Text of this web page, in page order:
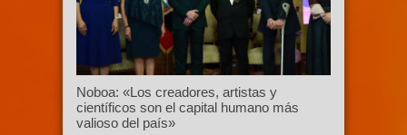
Noboa: «Los creadores, artistas y
científicos son el capital humano más
valioso del país»